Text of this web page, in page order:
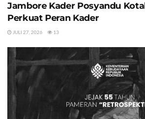
Jambore Kader Posyandu
Perkuat Peran Kader
JULI 27, 2026 13